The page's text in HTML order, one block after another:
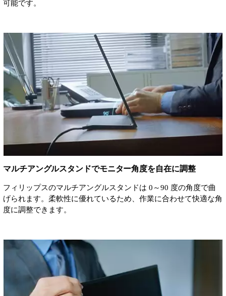
可能です。
マルチアングルスタンドでモニター角度を自在に調整
フィリップスのマルチアングルスタンドは 0～90 度の角度で曲
げられます。柔軟性に優れているため、作業に合わせて快適な角
度に調整できます。